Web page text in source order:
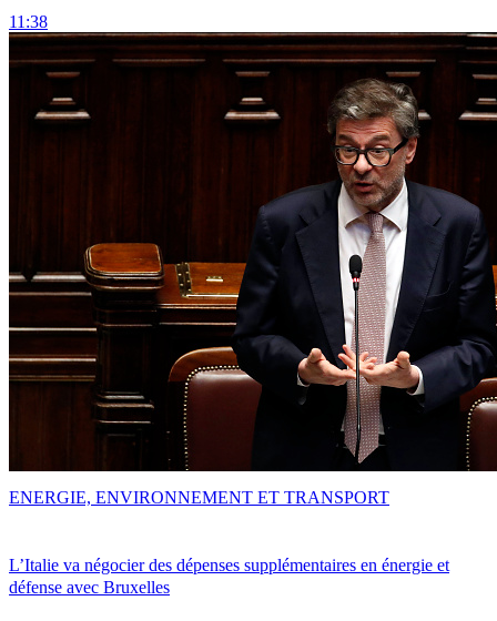
11:38
L’Italie va négocier des dépenses supplémentaires en énergie et
défense avec Bruxelles
ENERGIE, ENVIRONNEMENT ET TRANSPORT